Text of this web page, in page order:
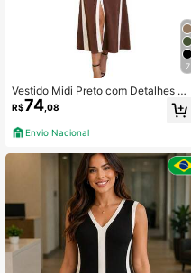
7
Vestido Midi Preto com Detalhes Br
ancos e Fenda Frontal
R$74 ,08
Envio Nacional